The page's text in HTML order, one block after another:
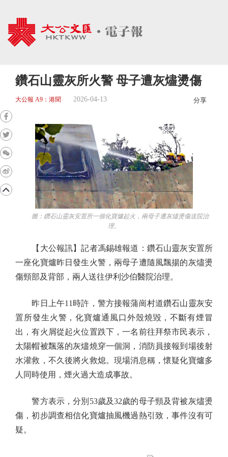
鑽石山靈灰所火警 母子遭灰燼燙傷
大公報 A9：港聞 2026-04-13 分享
圖：鑽石山靈灰安置所一個化寶爐起火，兩母子遭灰燼燙傷送院治
理。
【大公報訊】記者馮錫雄報道：鑽石山靈灰安置所
一座化寶爐昨日發生火警，兩母子遭隨風飄揚的灰燼燙
傷頸部及背部，兩人送往伊利沙伯醫院治理。
昨日上午11時許，警方接報蒲崗村道鑽石山靈灰安
置所發生火警，化寶爐通風口外殼燒毀，不斷有煙冒
出，有火屑從起火位置跌下，一名前往拜祭市民表示，
太陽帽被飄落的灰燼燒穿一個洞，消防員接報到場後射
水灌救，不久後將火救熄。現場消息稱，懷疑化寶爐多
人同時使用，煙火過大造成事故。
警方表示，分別53歲及32歲的母子頸及背被灰燼燙
傷，初步調查相信化寶爐抽風機過熱引致，事件沒有可
疑。